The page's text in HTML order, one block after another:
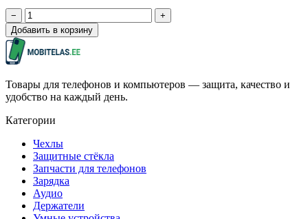
−
+
Добавить в корзину
Товары для телефонов и компьютеров — защита, качество и
удобство на каждый день.
Категории
Чехлы
Защитные стёкла
Запчасти для телефонов
Зарядка
Аудио
Держатели